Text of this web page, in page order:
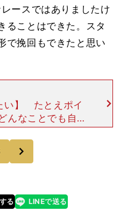
ースではありましたけ
ることはできた。スタ
で挽回もできたと思い
い】 たとえポイ
んなことでも自分
大限に発揮したい
あふれていた。
る
line LINEで送る